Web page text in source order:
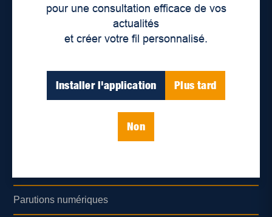
pour une consultation efficace de vos
actualités
et créer votre fil personnalisé.
Installer l'application Plus tard
Non
Déontologie et confidentialité
Parutions numériques